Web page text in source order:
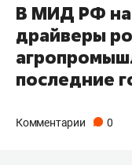
В МИД РФ
драйверы
последние
Комментарии 0